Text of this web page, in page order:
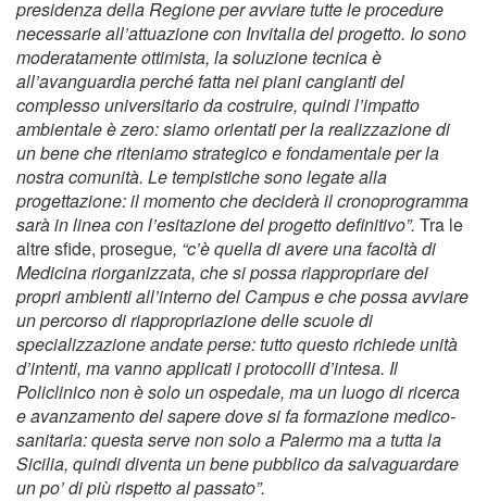
presidenza della Regione per avviare tutte le procedure
necessarie all’attuazione con Invitalia del progetto. Io sono
moderatamente ottimista, la soluzione tecnica è
all’avanguardia perché fatta nei piani cangianti del
complesso universitario da costruire, quindi l’impatto
ambientale è zero: siamo orientati per la realizzazione di
un bene che riteniamo strategico e fondamentale per la
nostra comunità. Le tempistiche sono legate alla
progettazione: il momento che deciderà il cronoprogramma
sarà in linea con l’esitazione del progetto definitivo”. Tra le
altre sfide, prosegue, “c’è quella di avere una facoltà di
Medicina riorganizzata, che si possa riappropriare dei
propri ambienti all’interno del Campus e che possa avviare
un percorso di riappropriazione delle scuole di
specializzazione andate perse: tutto questo richiede unità
d’intenti, ma vanno applicati i protocolli d’intesa. Il
Policlinico non è solo un ospedale, ma un luogo di ricerca
e avanzamento del sapere dove si fa formazione medico-
sanitaria: questa serve non solo a Palermo ma a tutta la
Sicilia, quindi diventa un bene pubblico da salvaguardare
un po’ di più rispetto al passato”.